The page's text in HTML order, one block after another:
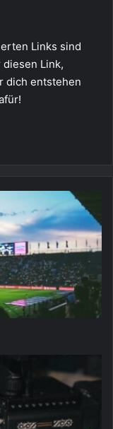
Links sind
Link,
dich entstehen